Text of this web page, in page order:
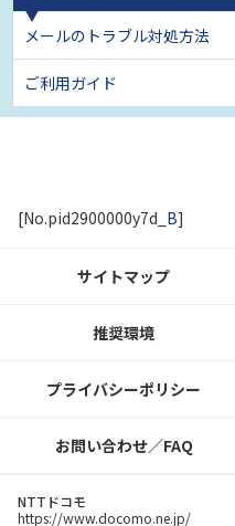
メールのトラブル対処方法
ご利用ガイド
[No.pid2900000y7d_ B]
サイトマップ
推奨環境
プライバシーポリシー
お問い合わせ／FAQ
NTTドコモ
https://www.docomo.ne.jp/